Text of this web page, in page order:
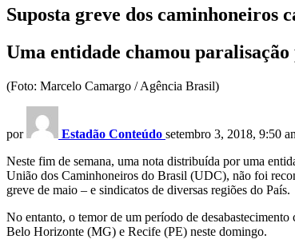
Suposta greve dos caminhoneiros
Uma entidade chamou paralisação
(Foto: Marcelo Camargo / Agência Brasil)
por Estadão Conteúdo setembro 3, 2018, 9:50
Neste fim de semana, uma nota distribuída por uma
União dos Caminhoneiros do Brasil (UDC), não foi
greve de maio – e sindicatos de diversas regiões do País.
No entanto, o temor de um período de
Belo Horizonte (MG) e Recife (PE) neste domingo.